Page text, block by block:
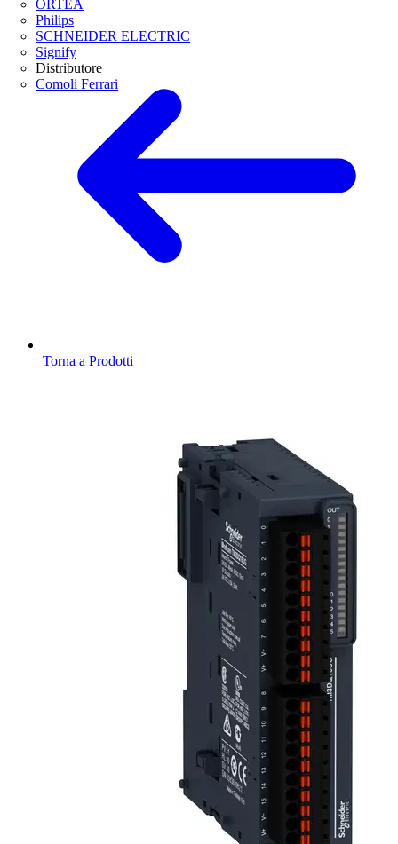
ORTEA
Philips
SCHNEIDER ELECTRIC
Signify
Distributore
Comoli Ferrari
Torna a Prodotti